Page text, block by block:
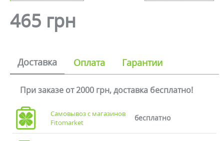
465 грн
Доставка Оплата Гарантии
При заказе от 2000 грн, доставка бесплатно!
Самовывоз с магазинов
Fitomarket
бесплатно